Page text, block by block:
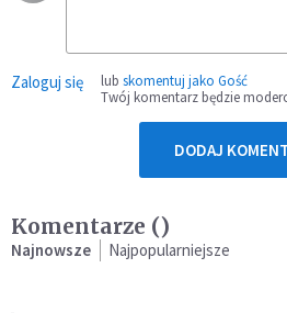
Zaloguj się lub skomentuj jako Gość
Twój komentarz będzie
DODAJ
Komentarze ()
Najnowsze Najpopularniejsze